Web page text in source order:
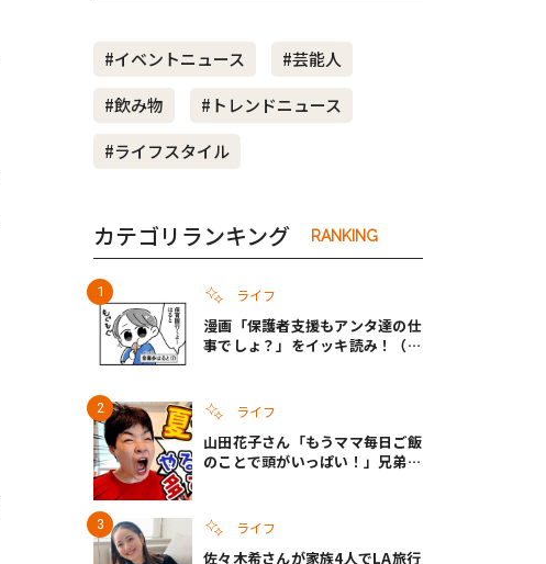
#イベントニュース
#芸能人
#飲み物
#トレンドニュース
#ライフスタイル
カテゴリランキング RANKING
ライフ
漫画「保護者支援もアンタ達の仕
事でしょ？」をイッキ読み！（右
ライフ
山田花子さん「もうママ毎日ご飯
のことで頭がいっぱい！」兄弟夏
ライフ
佐々木希さんが家族4人でLA旅行